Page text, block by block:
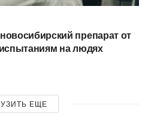
препарат от
на людях
ЕЩЕ